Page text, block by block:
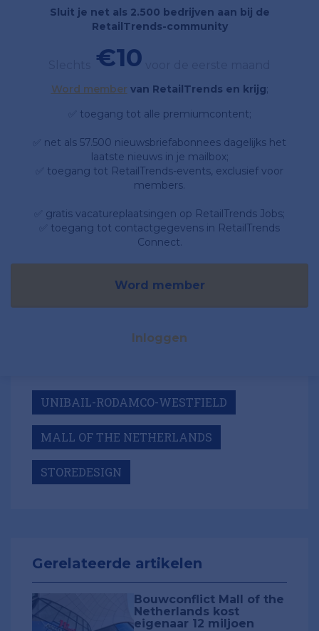
Sluit je net als 2.500 bedrijven aan bij de
RetailTrends-community
€10
Word member van RetailTrends en krijg;
✅ toegang tot alle premiumcontent;
✅ net als 57.500 nieuwsbriefabonnees dagelijks het
laatste nieuws in je mailbox;
✅ toegang tot RetailTrends-events, exclusief voor
members.
✅ gratis vacatureplaatsingen op RetailTrends Jobs;
✅ toegang tot contactgegevens in RetailTrends
Connect.
Word member
Inloggen
UNIBAIL-RODAMCO-WESTFIELD
MALL OF THE NETHERLANDS
STOREDESIGN
Gerelateerde artikelen
Bouwconflict Mall of the
Netherlands kost
eigenaar 12 miljoen